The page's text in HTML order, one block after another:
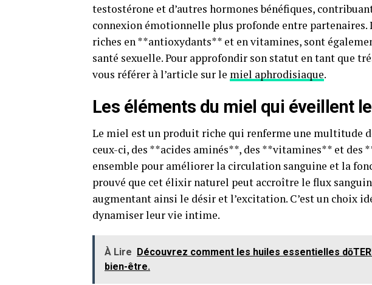
testostérone et d’autres hormones bénéfiques,
connexion émotionnelle plus profonde entre
riches en **antioxydants** et en vitamines, sont
santé sexuelle. Pour approfondir son statut en tant que
vous référer à l’article sur le miel aphrodisiaque.
Les éléments du miel qui éveillent
Le miel est un produit riche qui renferme une multitude
ceux-ci, des **acides aminés**, des **vitamines** et des
ensemble pour améliorer la circulation sanguine et la
prouvé que cet élixir naturel peut accroître le flux
augmentant ainsi le désir et l’excitation. C’est un choix
dynamiser leur vie intime.
À Lire Découvrez comment les huiles essentielles
bien-être.